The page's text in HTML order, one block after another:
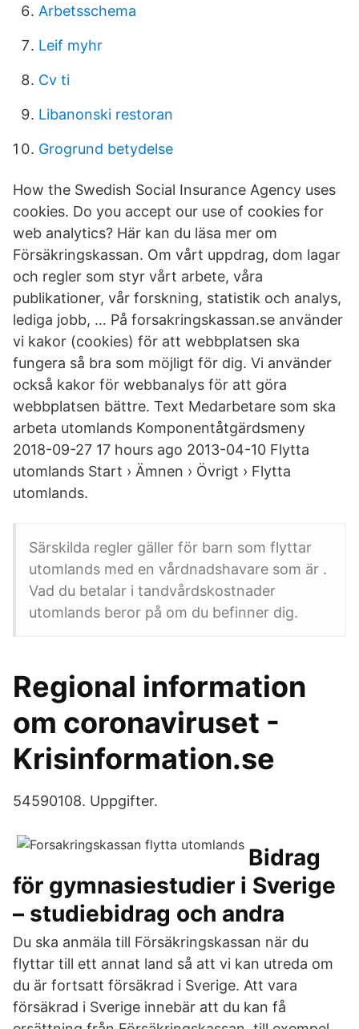
Arbetsschema
Leif myhr
Cv ti
Libanonski restoran
Grogrund betydelse
How the Swedish Social Insurance Agency uses
cookies. Do you accept our use of cookies for
web analytics? Här kan du läsa mer om
Försäkringskassan. Om vårt uppdrag, dom lagar
och regler som styr vårt arbete, våra
publikationer, vår forskning, statistik och analys,
lediga jobb, … På forsakringskassan.se använder
vi kakor (cookies) för att webbplatsen ska
fungera så bra som möjligt för dig. Vi använder
också kakor för webbanalys för att göra
webbplatsen bättre. Text Medarbetare som ska
arbeta utomlands Komponentåtgärdsmeny
2018-09-27 17 hours ago 2013-04-10 Flytta
utomlands Start › Ämnen › Övrigt › Flytta
utomlands.
Särskilda regler gäller för barn som flyttar
utomlands med en vårdnadshavare som är .
Vad du betalar i tandvårdskostnader
utomlands beror på om du befinner dig.
Regional information
om coronaviruset -
Krisinformation.se
54590108. Uppgifter.
Bidrag
för gymnasiestudier i Sverige
– studiebidrag och andra
Du ska anmäla till Försäkringskassan när du
flyttar till ett annat land så att vi kan utreda om
du är fortsatt försäkrad i Sverige. Att vara
försäkrad i Sverige innebär att du kan få